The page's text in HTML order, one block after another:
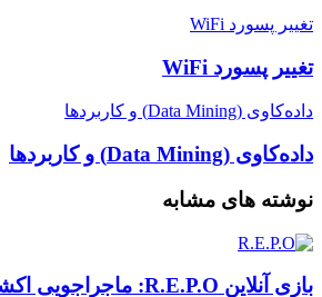
تغییر پسورد WiFi
تغییر پسورد WiFi
داده‌کاوی (Data Mining) و کاربردها
داده‌کاوی (Data Mining) و کاربردها
نوشته های مشابه
بازی آنلاین R.E.P.O: ماجراجویی اکشن در دنیایی آخرالزمانی!